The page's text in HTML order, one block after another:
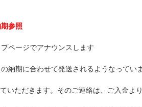
参照
ページでアナウンスします
納期に合わせて発送されるようなっていま
いただきます。そのご連絡は、ご入金よ